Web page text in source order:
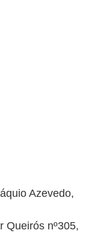
Azevedo,
Queirós nº305,